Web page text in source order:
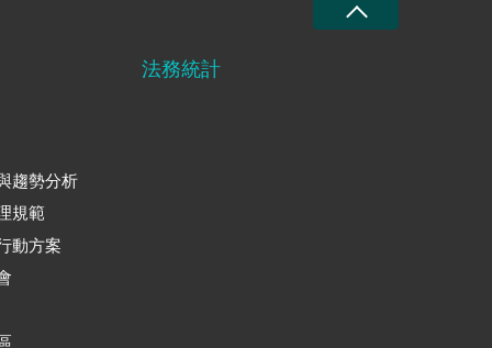
趨勢分析
規範
動方案
法務統計